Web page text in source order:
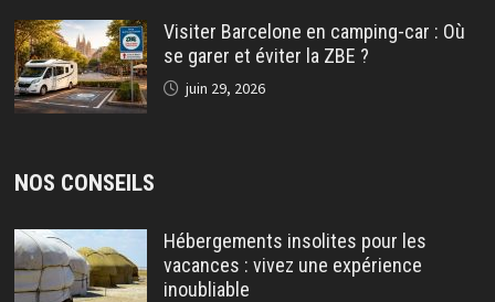
Visiter Barcelone en camping-car : Où
se garer et éviter la ZBE ?
juin 29, 2026
NOS CONSEILS
Hébergements insolites pour les
vacances : vivez une expérience
inoubliable